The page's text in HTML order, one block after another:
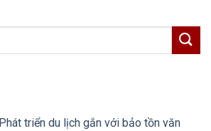
triển du lịch gắn với bảo tồn văn